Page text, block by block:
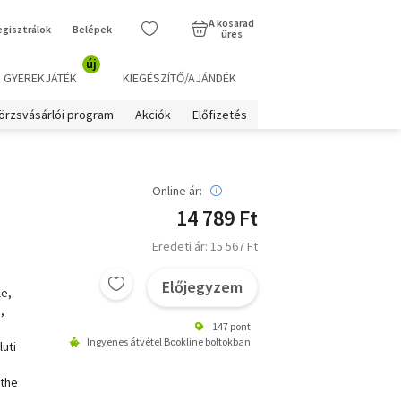
Belépek
A kosarad
üres
GYEREKJÁTÉK
új
KIEGÉSZÍTŐ/AJÁNDÉK
program Akciók Előfizetés
Online ár:
14 789 Ft
Eredeti ár: 15 567 Ft
Előjegyzem
147 pont
Ingyenes átvétel Bookline boltokban